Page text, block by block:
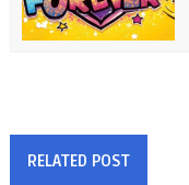
RELATED POST